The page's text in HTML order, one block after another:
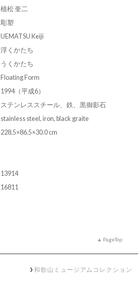
植松 奎二
彫塑
UEMATSU Keiji
浮くかたち
うくかたち
Floating Form
1994（平成6）
ステンレススチール、鉄、黒御影石
stainless steel, iron, black graite
228.5×86.5×30.0 cm
13914
16811
PageTop
和歌山ミュージアムコレクション